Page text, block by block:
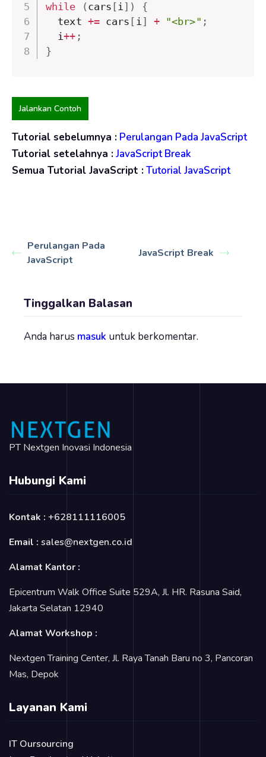
while ( cars [i ] )
{
  text
+= cars [ i ] + "<br>" ;
  i
++ ;
}
Jalankan Contoh
Tutorial sebelumnya : Perulangan Pada JavaScript
Tutorial setelahnya :JavaScript Break
Semua Tutorial JavaScript :Tutorial JavaScript
Perulangan Pada
JavaScript
JavaScript Break
Tinggalkan Balasan
Anda harus masuk untuk berkomentar.
PT Nextgen Inovasi Indonesia
Hubungi Kami
Kontak : +628111116005
Email : sales@nextgen.co.id
Alamat Kantor :
Epicentrum Walk Office Suite 529A, Jl. HR. Rasuna Said,
Jakarta Selatan 12940
Alamat Workshop :
Nextgen Training Center, Jl. Raya Tanah Baru no 3, Pancoran
Mas, Depok
Layanan Kami
IT Oursourcing